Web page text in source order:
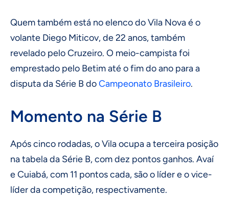
Quem também está no elenco do Vila Nova é o
volante Diego Miticov, de 22 anos, também
revelado pelo Cruzeiro. O meio-campista foi
emprestado pelo Betim até o fim do ano para a
disputa da Série B doCampeonato Brasileiro.
Momento na Série B
Após cinco rodadas, o Vila ocupa a terceira posição
na tabela da Série B, com dez pontos ganhos. Avaí
e Cuiabá, com 11 pontos cada, são o líder e o vice-
líder da competição, respectivamente.